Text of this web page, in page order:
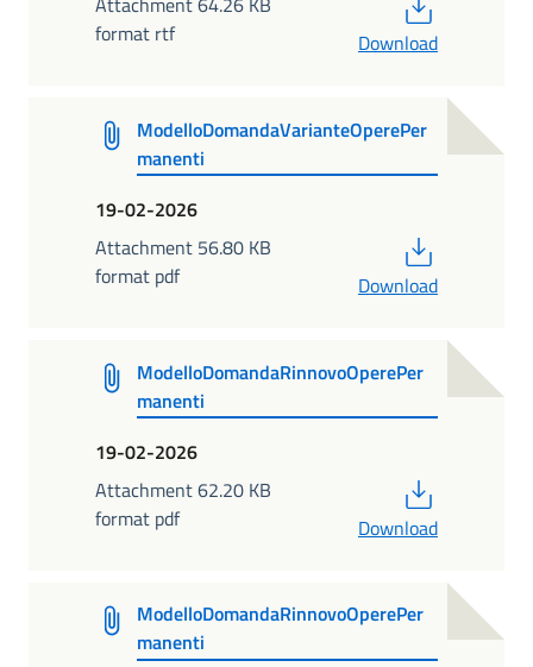
format rtf
Download
ModelloDomandaVarianteOperePer
manenti
19-02-2026
Attachment 56.80 KB
format pdf
Download
ModelloDomandaRinnovoOperePer
manenti
19-02-2026
Attachment 62.20 KB
format pdf
Download
ModelloDomandaRinnovoOperePer
manenti